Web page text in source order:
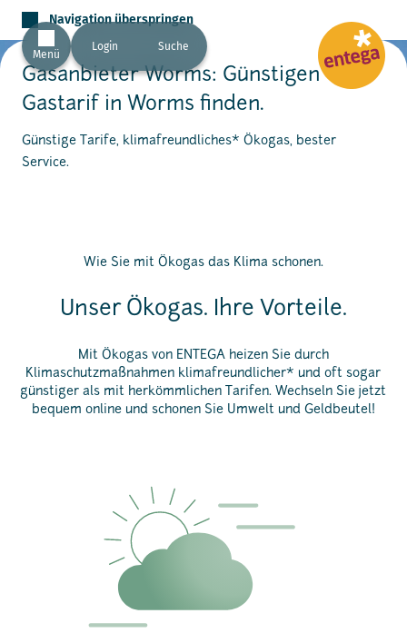
Navigation überspringen
Menü
Login Suche
Gasanbieter Worms: Günstigen
Gastarif in Worms finden.
Günstige Tarife, klimafreundliches* Ökogas, bester
Service.
Wie Sie mit Ökogas das Klima schonen.
Unser Ökogas. Ihre Vorteile.
Mit Ökogas von ENTEGA heizen Sie durch
Klimaschutzmaßnahmen klimafreundlicher* und oft sogar
günstiger als mit herkömmlichen Tarifen. Wechseln Sie jetzt
bequem online und schonen Sie Umwelt und Geldbeutel!